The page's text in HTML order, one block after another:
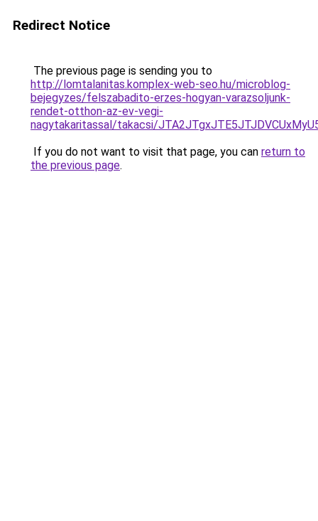
Redirect Notice
The previous page is sending you to
http://lomtalanitas.komplex-web-seo.hu/microblog-
bejegyzes/felszabadito-erzes-hogyan-varazsoljunk-
rendet-otthon-az-ev-vegi-
nagytakaritassal/takacsi/
If you do not want to visit that page, you can return to
the previous page.